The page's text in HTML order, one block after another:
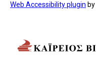
Web Accessibility plugin